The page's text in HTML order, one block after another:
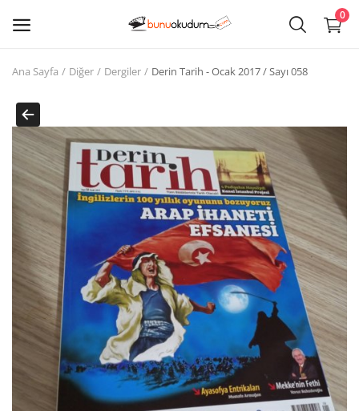
0
Sat
Giriş
Kayıt ol
Edebiyat
Eğitim
Ders - Sınav Kitapları
Çocuk Kitapları
Araştırma - Tarih
Ana Sayfa Diğer Dergiler Derin Tarih - Ocak 2017 / Sayı 058